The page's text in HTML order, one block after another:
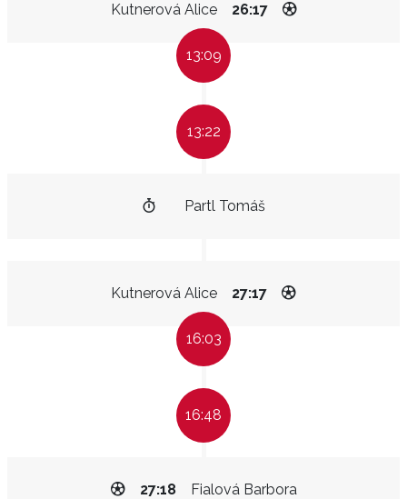
Kutnerová Alice 26:17
13:09
13:22
Partl Tomáš
Kutnerová Alice 27:17
16:03
16:48
Fialová Barbora
27:18